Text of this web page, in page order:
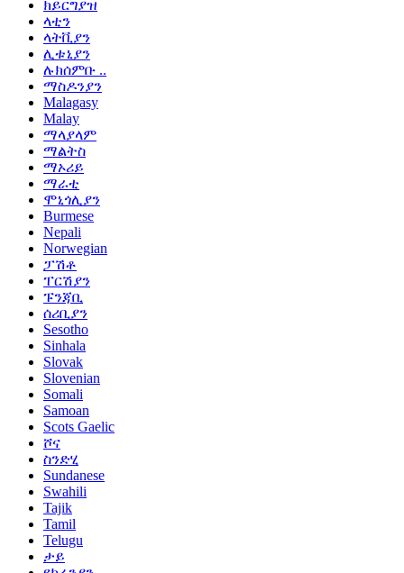
ክይርግያዝ
ላቲን
ላትቪያን
ሊቱኒያን
ሉክሰምቡ ..
ማስዶንያን
Malagasy
Malay
ማላያላም
ማልትስ
ማኦሪይ
ማራቲ
ሞኒጎሊያን
Burmese
Nepali
Norwegian
ፓሽቶ
ፐርሽያን
ፑንጃቢ
ሰሪቢያን
Sesotho
Sinhala
Slovak
Slovenian
Somali
Samoan
Scots Gaelic
ሾና
ስንድሂ
Sundanese
Swahili
Tajik
Tamil
Telugu
ታይ